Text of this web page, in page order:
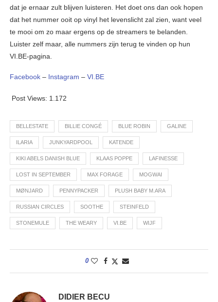
dat je ernaar zult blijven luisteren. Het doet ons dan ook hopen
dat het nummer ooit op vinyl het levenslicht zal zien, want veel
te mooi om zo maar ergens op de streamers te belanden.
Luister zelf maar, alle nummers zijn terug te vinden op hun
VI.BE-pagina.
Facebook – Instagram – VI.BE
Post Views: 1.172
BELLESTATE BILLIE CONGÉ BLUE ROBIN GALINE
ILARIA JUNKYARDPOOL KATENDE
KIKI ABELS DANISH BLUE KLAAS POPPE LAFINESSE
LOST IN SEPTEMBER MAX FORAGE MOGWAI
MØNJARD PENNYPACKER PLUSH BABY M.ARA
RUSSIAN CIRCLES SOOTHE STEINFELD
STONEMULE THE WEARY VI.BE WIJF
0
DIDIER BECU